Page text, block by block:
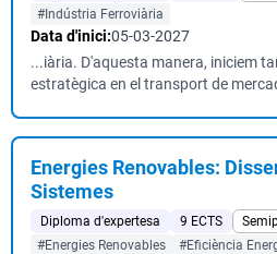
#Indústria Ferroviària
Data d'inici:05-03-2027
...iària. D'aquesta manera, iniciem
estratègica en el transport de
Energies Renovables:
Sistemes
Diploma d'expertesa 9 ECTS
#Energies Renovables
#Eficiència